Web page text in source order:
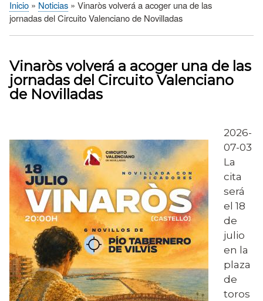
Sobrescribir
ayuda
a
la
navegación
Inicio Noticias
Vinaròs volverá a acoger una de las
jornadas del Circuito Valenciano de Novilladas
Vinaròs volverá a acoger una de las
jornadas del Circuito Valenciano
de Novilladas
2026-
07-03
La
cita
será
el 18
de
julio
en la
plaza
de
toros